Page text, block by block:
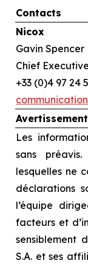
Contacts
Nicox
Gavin Spencer
Chief
+33 (0)4 97 24
Avertissement
Les
sans
lesquelles ne
déclarations
l’équipe
facteurs et
sensiblement
S.A. et ses